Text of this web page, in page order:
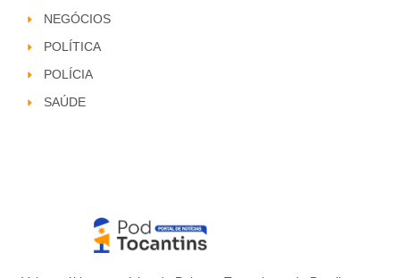
NEGÓCIOS
POLÍTICA
POLÍCIA
SAÚDE